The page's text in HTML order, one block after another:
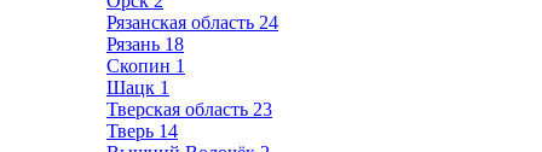
Рязанская область 24
Рязань 18
Скопин 1
Шацк 1
Тверская область 23
Тверь 14